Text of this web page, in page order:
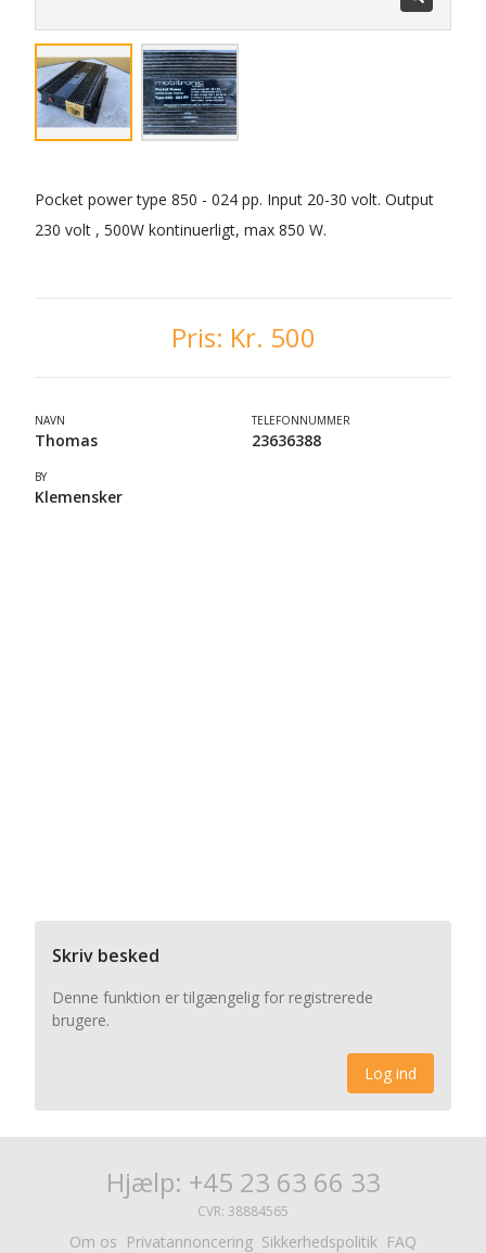
Pocket power type 850 - 024 pp. Input 20-30 volt. Output
230 volt , 500W kontinuerligt, max 850 W.
Pris: Kr. 500
NAVN
Thomas
TELEFONNUMMER
23636388
BY
Klemensker
Skriv besked
Denne funktion er tilgængelig for registrerede
brugere.
Log ind
Hjælp: +45 23 63 66 33
CVR: 38884565
Om os Privatannoncering Sikkerhedspolitik FAQ